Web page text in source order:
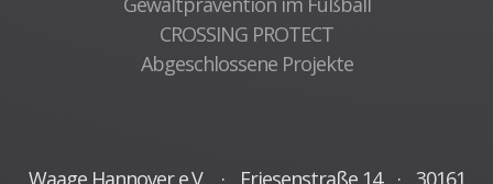
CROSSING PROTECT
Abgeschlossene Projekte